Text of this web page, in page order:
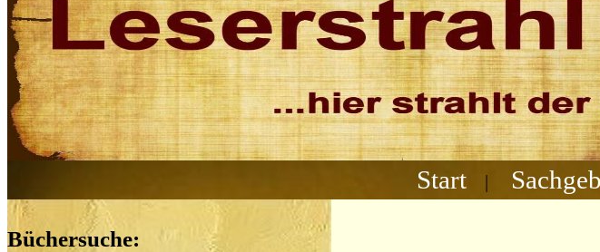
Start |
Büchersuche: